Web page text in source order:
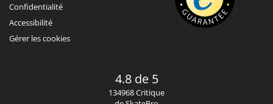
Confidentialité
Accessibilité
Gérer les cookies
4.8 de 5
134968 Critique